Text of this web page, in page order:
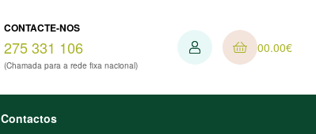
CONTACTE-NOS
275 331 106
(Chamada para a rede fixa nacional)
00.00€
Contactos